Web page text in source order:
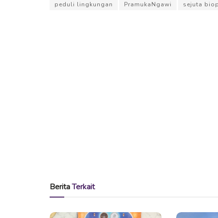
peduli lingkungan PramukaNgawi sejuta
BeritaTerkait